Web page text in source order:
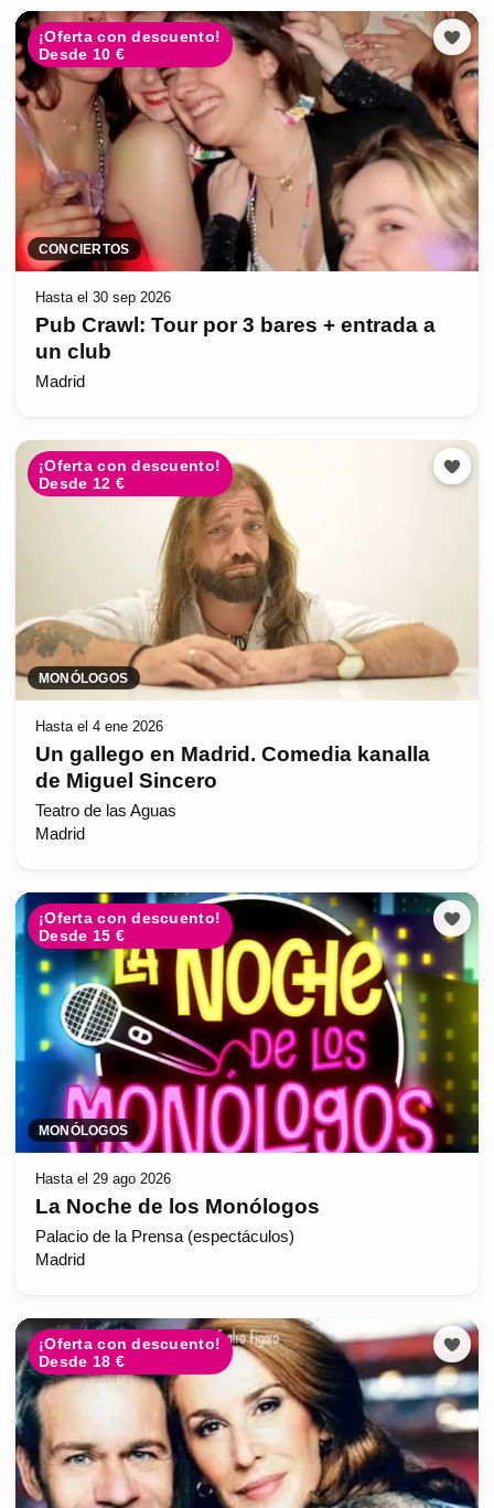
¡Oferta con descuento!
Desde 10 €
CONCIERTOS
Hasta el 30 sep 2026
Pub Crawl: Tour por 3 bares + entrada a
un club
Madrid
¡Oferta con descuento!
Desde 12 €
MONÓLOGOS
Hasta el 4 ene 2026
Un gallego en Madrid. Comedia kanalla
de Miguel Sincero
Teatro de las Aguas
Madrid
¡Oferta con descuento!
Desde 15 €
MONÓLOGOS
Hasta el 29 ago 2026
La Noche de los Monólogos
Palacio de la Prensa (espectáculos)
Madrid
¡Oferta con descuento!
Desde 18 €